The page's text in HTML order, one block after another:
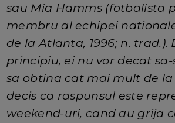
sau Mia Hamms (fotbalista
membru al echipei
de la Atlanta, 1996; n. trad.).
principiu, ei nu vor decat
sa obtina cat mai mult de la
decis ca raspunsul este
weekend-uri, cand au grija